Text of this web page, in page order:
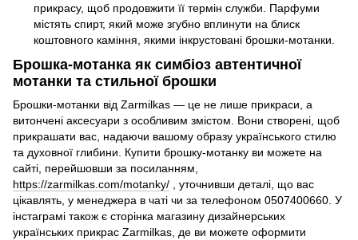
прикрасу, щоб продовжити її термін служби. Парфуми
містять спирт, який може згубно вплинути на блиск
коштовного каміння, якими інкрустовані брошки-мотанки.
Брошка-мотанка як симбіоз автентичної
мотанки та стильної брошки
Брошки-мотанки від Zarmilkas — це не лише прикраси, а
витончені аксесуари з особливим змістом. Вони створені, щоб
прикрашати вас, надаючи вашому образу українського стилю
та духовної глибини. Купити брошку-мотанку ви можете на
сайті, перейшовши за посиланням,
https://zarmilkas.com/motanky/ , уточнивши деталі, що вас
цікавлять, у менеджера в чаті чи за телефоном 0507400660. У
інстаграмі також є сторінка магазину дизайнерських
українських прикрас Zarmilkas, де ви можете оформити